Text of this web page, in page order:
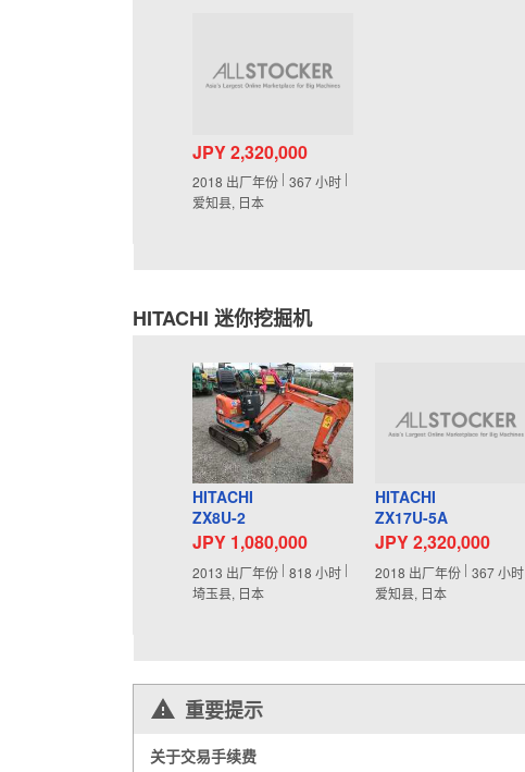
JPY 2,320,000
2018 出厂年份 367小时
爱知县, 日本
HITACHI 迷你挖掘机
HITACHI
ZX8U-2
JPY 1,080,000
2013 出厂年份 818 小时
埼玉县, 日本
HITACHI
ZX17U-5A
JPY 2,320,000
2018 出厂年份 367小时
爱知县, 日本
重要提示
关于交易手续费